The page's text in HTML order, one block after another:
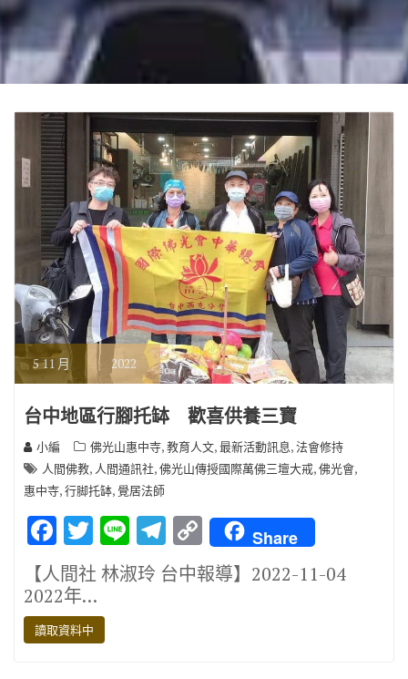
511 月 2022
台中地區行腳托缽 歡喜供養三寶
小編 佛光山惠中寺,教育人文,最新活動訊息,法會修持
人間佛教, 人間通訊社,佛光山傳授國際萬佛三壇大戒,佛光會,
惠中寺,行脚托缽, 覺居法師
F
ac
e
b
o
T
w
it
te
r
Li
n
e
T
el
e
C
o
p
Share
【人間社 林淑玲 台中報導】2022-11-04
2022年…
讀取資料中